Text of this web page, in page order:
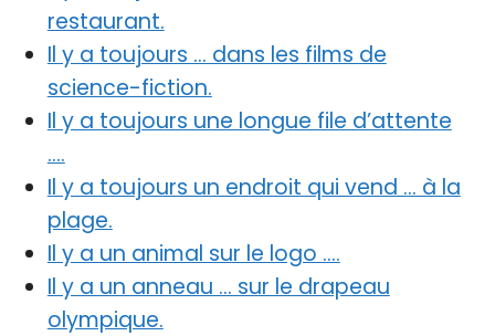
restaurant.
Il y a toujours … dans les films de
science-fiction.
Il y a toujours une longue file d’attente
….
Il y a toujours un endroit qui vend … à la
plage.
Il y a un animal sur le logo ….
Il y a un anneau … sur le drapeau
olympique.